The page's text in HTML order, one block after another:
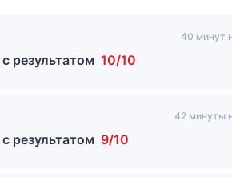
с результатом 10/10
40 минут
с результатом 9/10
42 минуты